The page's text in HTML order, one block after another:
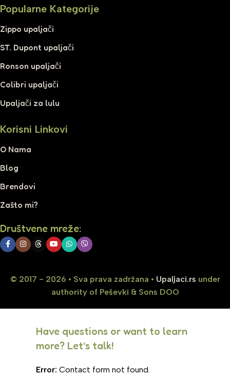
Popularne Kategorije
Zippo upaljači
ST. Dupont upaljači
Ronson upaljači
Colibri upaljači
Upaljači za lulu
Korisni Linkovi
O Nama
Blog
Brendovi
Zašto mi?
Društvene mreže:
© 2017 - 2026 • Sva prava zadržana • Upaljaci.rs under
authority of Peševki & Sons DOO
Have questions or want to learn
more? Let’s talk!
Error: Contact form not found.